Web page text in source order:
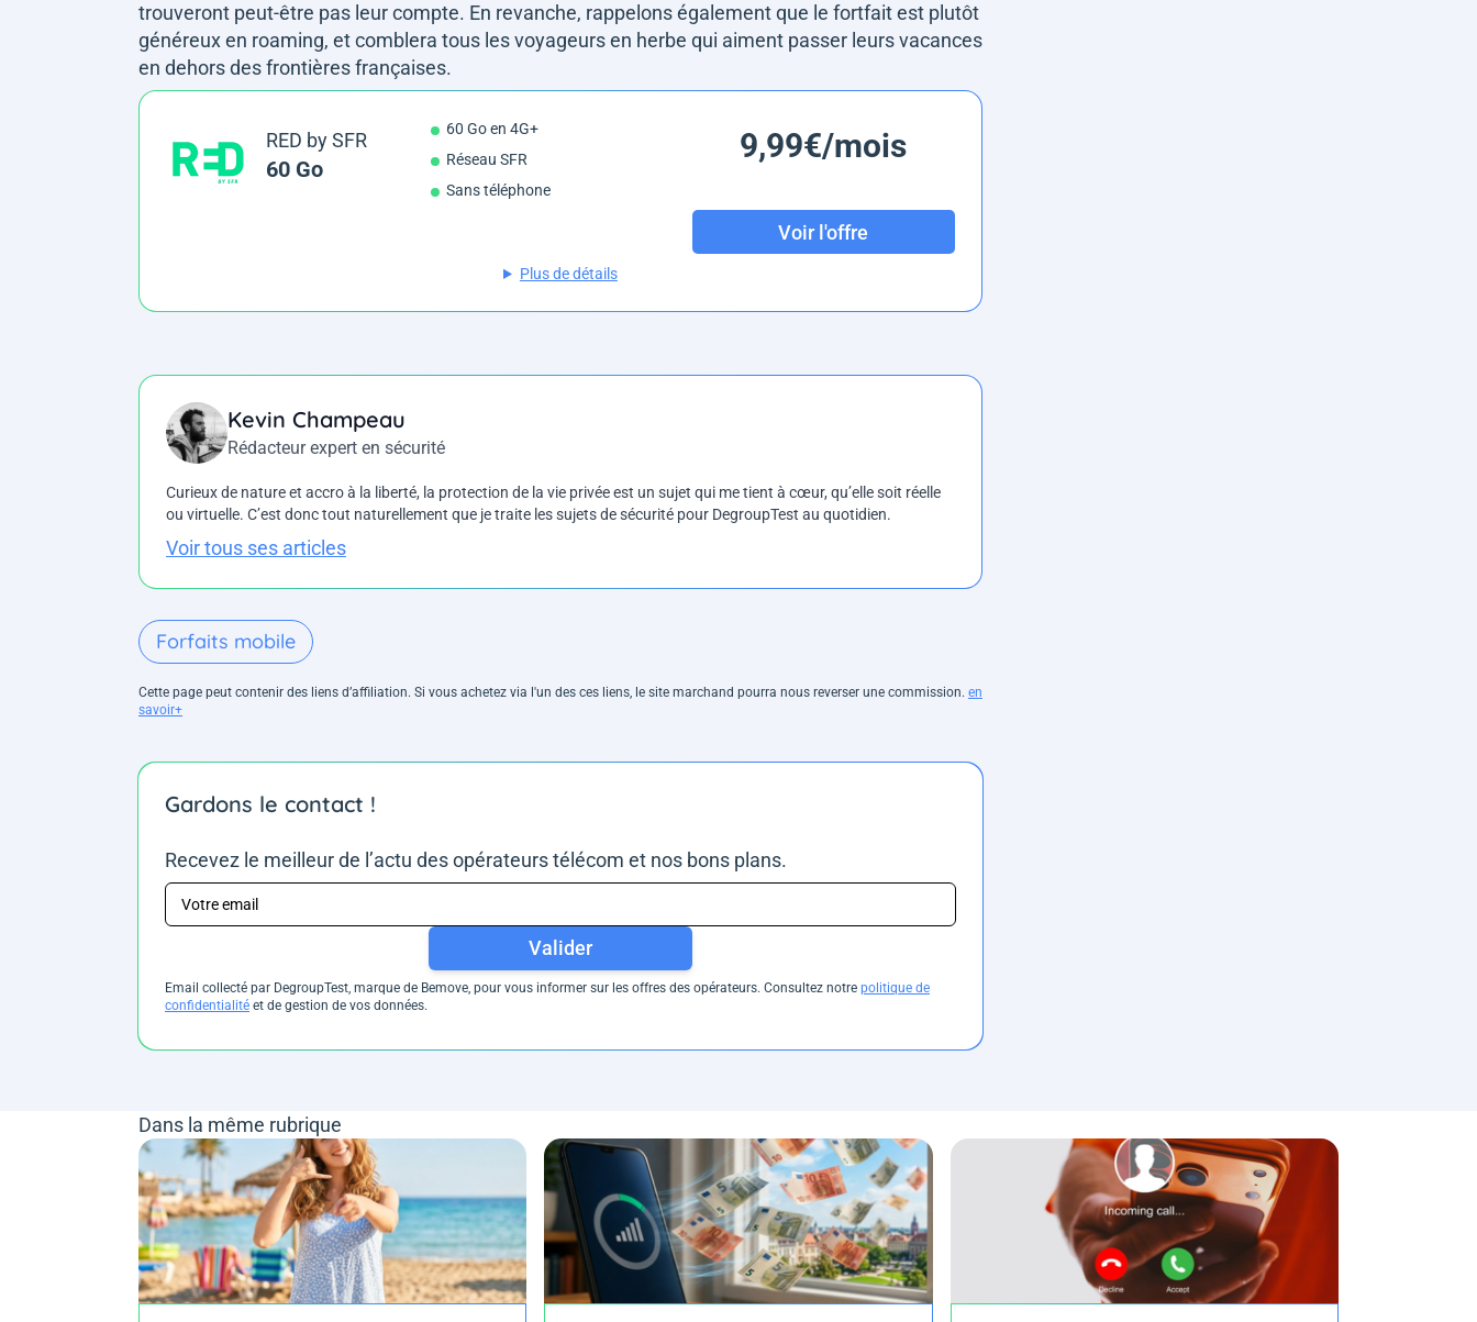
trouveront peut-être pas leur compte. En revanche, rappelons également que le fortfait est plutôt
généreux en roaming, et comblera tous les voyageurs en herbe qui aiment passer leurs vacances
en dehors des frontières françaises.
RED by SFR
60 Go
60 Go en 4G+
Réseau SFR
Sans téléphone
9,99€/mois
Voir l'offre
Plus de détails
Kevin Champeau
Rédacteur expert en sécurité
Curieux de nature et accro à la liberté, la protection de la vie privée est un sujet qui me tient à cœur, qu’elle soit réelle
ou virtuelle. C’est donc tout naturellement que je traite les sujets de sécurité pour DegroupTest au quotidien.
Voir tous ses articles
Forfaits mobile
Cette page peut contenir des liens d’affiliation. Si vous achetez via l'un des ces liens, le site marchand pourra nous reverser une commission. en
savoir+
Gardons le contact !
Recevez le meilleur de l’actu des opérateurs télécom et nos bons plans.
Valider
Email collecté par DegroupTest, marque de Bemove, pour vous informer sur les offres des opérateurs. Consultez notre politique de
confidentialité et de gestion de vos données.
Dans la même rubrique